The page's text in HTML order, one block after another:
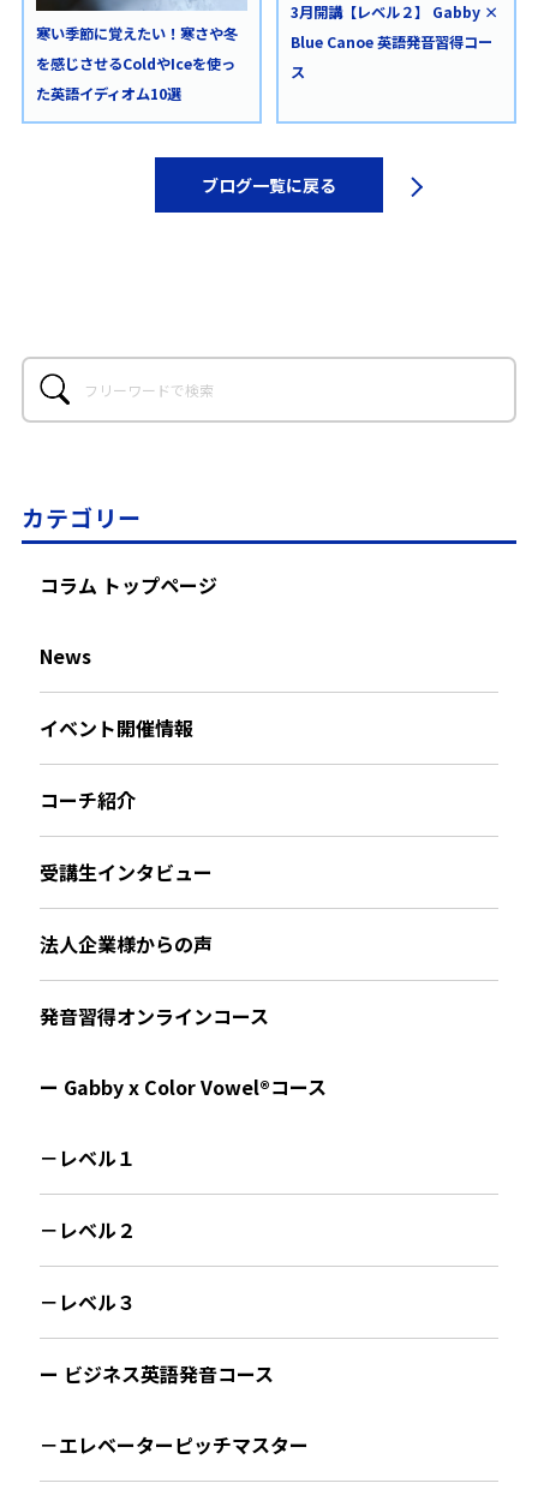
寒い季節に覚えたい！寒さや冬
を感じさせるColdやIceを使っ
た英語イディオム10選
3月開講【レベル２】 Gabby ×
Blue Canoe 英語発音習得コー
ス
ブログ一覧に戻る
カテゴリー
コラム トップページ
News
イベント開催情報
コーチ紹介
受講生インタビュー
法人企業様からの声
発音習得オンラインコース
ー Gabby x Color Vowel®︎コース
－レベル１
－レベル２
－レベル３
ー ビジネス英語発音コース
－エレベーターピッチマスター